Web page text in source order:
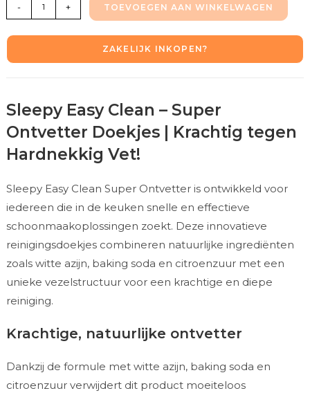
- + TOEVOEGEN AAN WINKELWAGEN
ZAKELIJK INKOPEN?
Sleepy Easy Clean – Super
Ontvetter Doekjes | Krachtig tegen
Hardnekkig Vet!
Sleepy Easy Clean Super Ontvetter is ontwikkeld voor
iedereen die in de keuken snelle en effectieve
schoonmaakoplossingen zoekt. Deze innovatieve
reinigingsdoekjes combineren natuurlijke ingrediënten
zoals witte azijn, baking soda en citroenzuur met een
unieke vezelstructuur voor een krachtige en diepe
reiniging.
Krachtige, natuurlijke ontvetter
Dankzij de formule met witte azijn, baking soda en
citroenzuur verwijdert dit product moeiteloos